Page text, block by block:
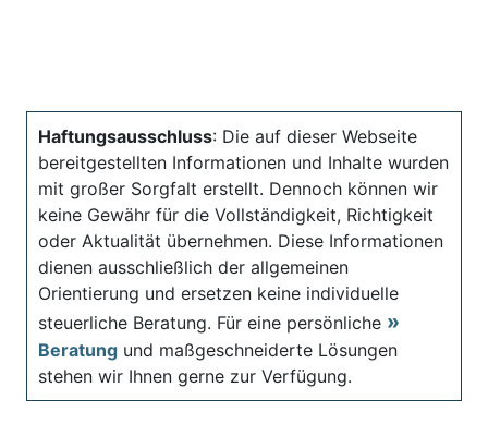
Haftungsausschluss: Die auf dieser Webseite
bereitgestellten Informationen und Inhalte wurden
mit großer Sorgfalt erstellt. Dennoch können wir
keine Gewähr für die Vollständigkeit, Richtigkeit
oder Aktualität übernehmen. Diese Informationen
dienen ausschließlich der allgemeinen
Orientierung und ersetzen keine individuelle
steuerliche Beratung. Für eine persönliche
Beratung und maßgeschneiderte Lösungen
stehen wir Ihnen gerne zur Verfügung.